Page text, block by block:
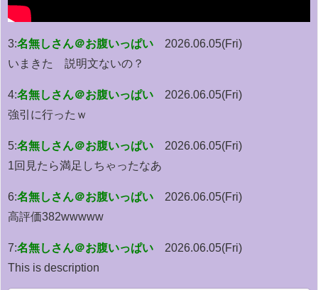
3:名無しさん＠お腹いっぱい
2026.06.05(Fri)
いまきた 説明文ないの？
4:名無しさん＠お腹いっぱい
2026.06.05(Fri)
強引に行ったｗ
5:名無しさん＠お腹いっぱい
2026.06.05(Fri)
1回見たら満足しちゃったなあ
6:名無しさん＠お腹いっぱい
2026.06.05(Fri)
高評価382wwwww
7:名無しさん＠お腹いっぱい
2026.06.05(Fri)
This is description